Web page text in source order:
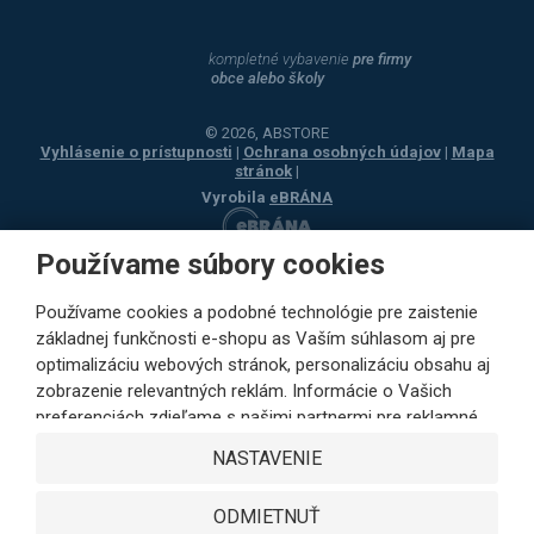
Používame súbory cookies
Používame cookies a podobné technológie pre zaistenie
základnej funkčnosti e-shopu as Vaším súhlasom aj pre
optimalizáciu webových stránok, personalizáciu obsahu aj
zobrazenie relevantných reklám. Informácie o Vašich
preferenciách zdieľame s našimi partnermi pre reklamné,
Partneri môžu tieto údaje v rámci personalizácie reklamy
využívaní ich služieb. Kliknutím na tlačidlo SÚHLASÍM
NASTAVENIE
ODMIETNUŤ
kompletné vybavenie pre firmy
obce alebo školy
© 2026, ABSTORE
Vyhlásenie o prístupnosti | Ochrana osobných údajov | Mapa
stránok |
Vyrobila eBRÁNA